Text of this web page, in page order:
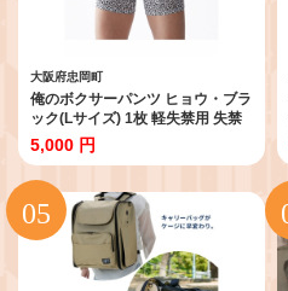
大阪府忠岡町
俺のボクサーパンツ ヒョウ・ブラ
ック(Lサイズ) 1枚 軽失禁用 失禁
パンツ【1107875】
5,000 円